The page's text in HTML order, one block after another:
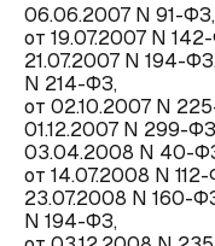
06.06.2007 N 91-ФЗ,
от 19.07.2007 N
21.07.2007 N 194-
N 214-ФЗ,
от 02.10.2007 N
01.12.2007 N 299-
03.04.2008 N 40-
от 14.07.2008 N
23.07.2008 N 160-
N 194-ФЗ,